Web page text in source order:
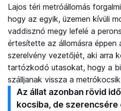
Lajos téri metróállomás
hogy az egyik, üzemen kívüli
vaddisznó megy lefelé a
értesítette az állomásra éppen
szerelvény vezetőjét, aki arra
tartózkodó utasokat, hogy a
szálljanak vissza a
Az állat azonban rövid
kocsiba, de